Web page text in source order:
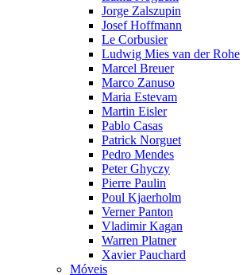
Jorge Zalszupin
Josef Hoffmann
Le Corbusier
Ludwig Mies van der Rohe
Marcel Breuer
Marco Zanuso
Maria Estevam
Martin Eisler
Pablo Casas
Patrick Norguet
Pedro Mendes
Peter Ghyczy
Pierre Paulin
Poul Kjaerholm
Verner Panton
Vladimir Kagan
Warren Platner
Xavier Pauchard
Móveis